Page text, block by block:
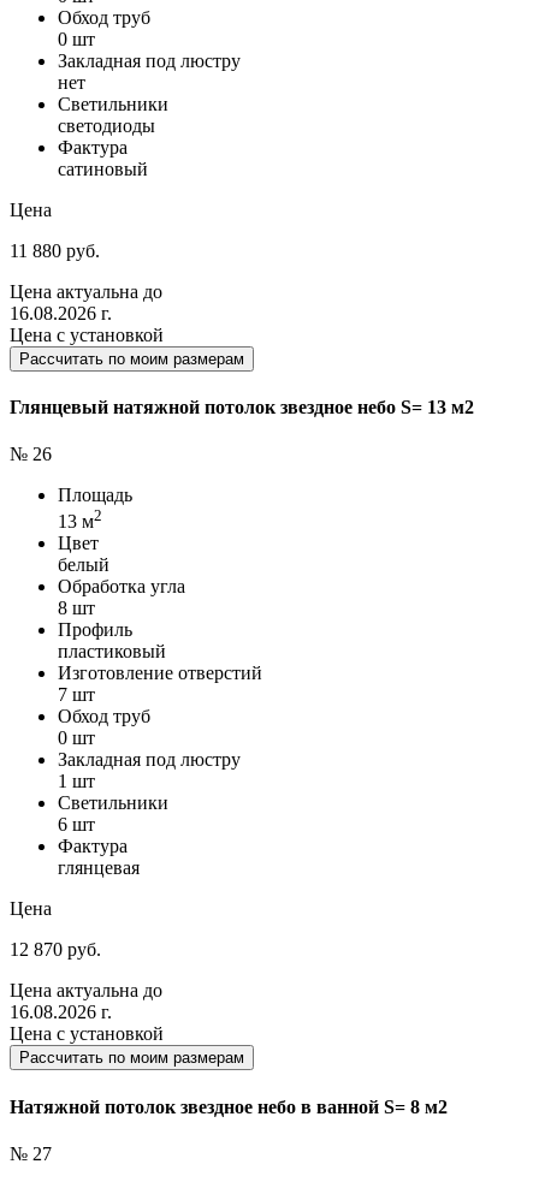
Обход труб
0 шт
Закладная под люстру
нет
Светильники
светодиоды
Фактура
сатиновый
Цена
11 880 руб.
Цена актуальна до
16.08.2026 г.
Цена с установкой
Рассчитать по моим размерам
Глянцевый натяжной потолок звездное небо S= 13 м2
№ 26
Площадь
13 м2
Цвет
белый
Обработка угла
8 шт
Профиль
пластиковый
Изготовление отверстий
7 шт
Обход труб
0 шт
Закладная под люстру
1 шт
Светильники
6 шт
Фактура
глянцевая
Цена
12 870 руб.
Цена актуальна до
16.08.2026 г.
Цена с установкой
Рассчитать по моим размерам
Натяжной потолок звездное небо в ванной S= 8 м2
№ 27